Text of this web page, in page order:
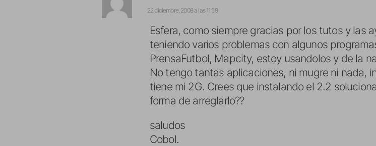
22 diciembre, 2008 a las 11:59
Esfera, como siempre gracias por los tutos y las
teniendo varios problemas con algunos
PrensaFutbol, Mapcity, estoy usandolos y de la
No tengo tantas aplicaciones, ni mugre ni nada,
tiene mi 2G. Crees que instalando el 2.2
forma de arreglarlo??
saludos
Cobol.